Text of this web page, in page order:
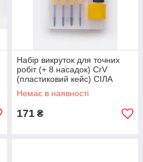
Набір викруток для точних
робіт (+ 8 насадок) CrV
(пластиковий кейс) СІЛА
Немає в наявності
171 ₴